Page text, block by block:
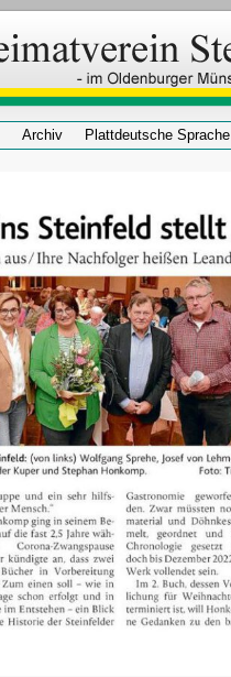
Archiv Plattdeutsche Sprache